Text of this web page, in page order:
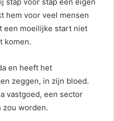
hem voor veel mensen
een moeilijke start niet
komen.
en heeft het
zeggen, in zijn bloed.
vastgoed, een sector
worden.